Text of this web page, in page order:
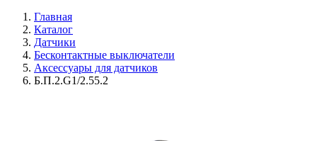
Главная
Каталог
Датчики
Бесконтактные выключатели
Аксессуары для датчиков
Б.П.2.G1/2.55.2